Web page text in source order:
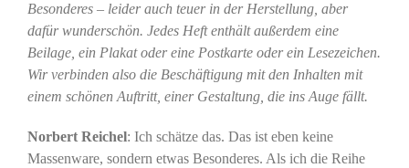
Besonderes – leider auch teuer in der Herstellung, aber
dafür wunderschön. Jedes Heft enthält außerdem eine
Beilage, ein Plakat oder eine Postkarte oder ein Lesezeichen.
Wir verbinden also die Beschäftigung mit den Inhalten mit
einem schönen Auftritt, einer Gestaltung, die ins Auge fällt.
Norbert Reichel: Ich schätze das. Das ist eben keine
Massenware, sondern etwas Besonderes. Als ich die Reihe